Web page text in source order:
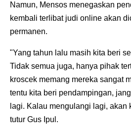
Namun, Mensos menegaskan
kembali terlibat judi online akan
permanen.
"Yang tahun lalu masih kita beri
Tidak semua juga, hanya pihak
kroscek memang mereka sangat
tentu kita beri pendampingan,
lagi. Kalau mengulangi lagi, akan
tutur Gus Ipul.